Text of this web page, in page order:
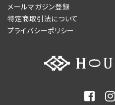
メールマガジン登録
特定商取引法について
プライバシーポリシー